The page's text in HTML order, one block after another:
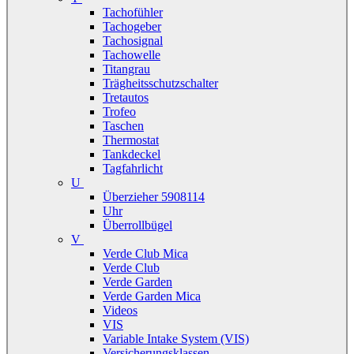
Tachofühler
Tachogeber
Tachosignal
Tachowelle
Titangrau
Trägheitsschutzschalter
Tretautos
Trofeo
Taschen
Thermostat
Tankdeckel
Tagfahrlicht
U
Überzieher 5908114
Uhr
Überrollbügel
V
Verde Club Mica
Verde Club
Verde Garden
Verde Garden Mica
Videos
VIS
Variable Intake System (VIS)